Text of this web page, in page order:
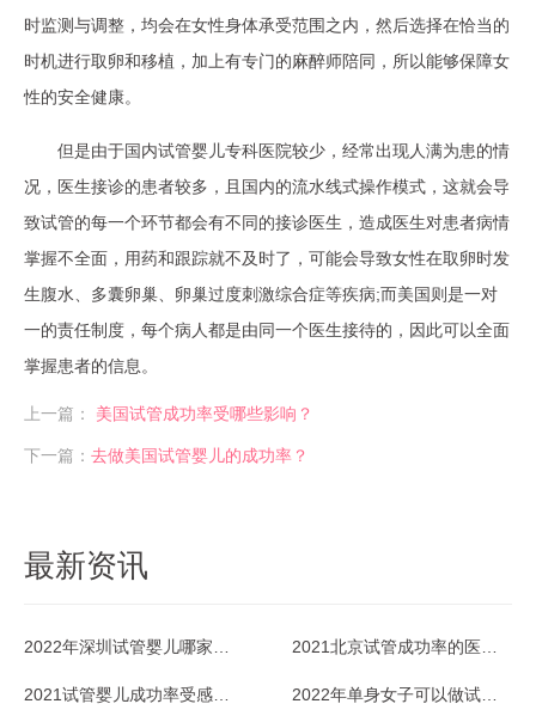
时监测与调整，均会在女性身体承受范围之内，然后选择在恰当的
时机进行取卵和移植，加上有专门的麻醉师陪同，所以能够保障女
性的安全健康。
但是由于国内试管婴儿专科医院较少，经常出现人满为患的情
况，医生接诊的患者较多，且国内的流水线式操作模式，这就会导
致试管的每一个环节都会有不同的接诊医生，造成医生对患者病情
掌握不全面，用药和跟踪就不及时了，可能会导致女性在取卵时发
生腹水、多囊卵巢、卵巢过度刺激综合症等疾病;而美国则是一对
一的责任制度，每个病人都是由同一个医生接待的，因此可以全面
掌握患者的信息。
上一篇： 美国试管成功率受哪些影响？
下一篇： 去做美国试管婴儿的成功率？
最新资讯